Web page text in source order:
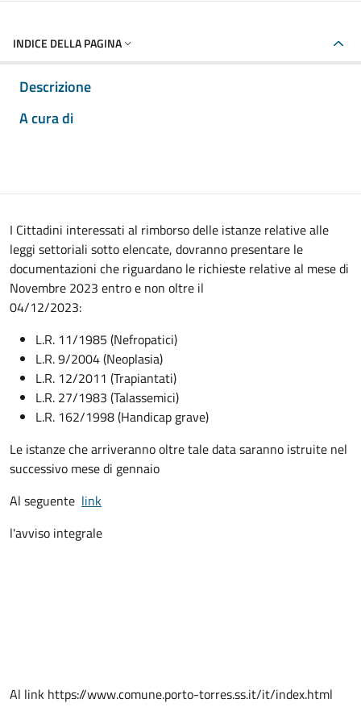
INDICE DELLA PAGINA
Descrizione
A cura di
I Cittadini interessati al rimborso delle istanze relative alle
leggi settoriali sotto elencate, dovranno presentare le
documentazioni che riguardano le richieste relative al mese di
Novembre 2023 entro e non oltre il
04/12/2023:
L.R. 11/1985 (Nefropatici)
L.R. 9/2004 (Neoplasia)
L.R. 12/2011 (Trapiantati)
L.R. 27/1983 (Talassemici)
L.R. 162/1998 (Handicap grave)
Le istanze che arriveranno oltre tale data saranno istruite nel
successivo mese di gennaio
Al seguente link
l'avviso integrale
Al link https://www.comune.porto-torres.ss.it/it/index.html